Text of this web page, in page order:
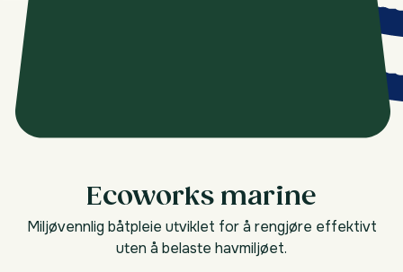
Ecoworks marine
Miljøvennlig båtpleie utviklet for å rengjøre effektivt
uten å belaste havmiljøet.